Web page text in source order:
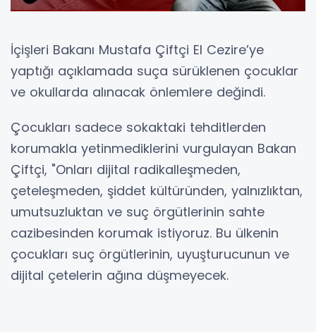
İçişleri Bakanı Mustafa Çiftçi El Cezire’ye
yaptığı açıklamada suça sürüklenen çocuklar
ve okullarda alınacak önlemlere değindi.
Çocukları sadece sokaktaki tehditlerden
korumakla yetinmediklerini vurgulayan Bakan
Çiftçi, "Onları dijital radikalleşmeden,
çeteleşmeden, şiddet kültüründen, yalnızlıktan,
umutsuzluktan ve suç örgütlerinin sahte
cazibesinden korumak istiyoruz. Bu ülkenin
çocukları suç örgütlerinin, uyuşturucunun ve
dijital çetelerin ağına düşmeyecek.